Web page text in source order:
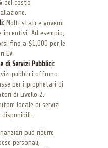
del costo
Molti stati e governi
Ad esempio,
fino a $1,000 per le
EV.
di Servizi Pubblici:
pubblici offrono
per i proprietari di
di Livello 2.
locale di servizi
può ridurre
personali,